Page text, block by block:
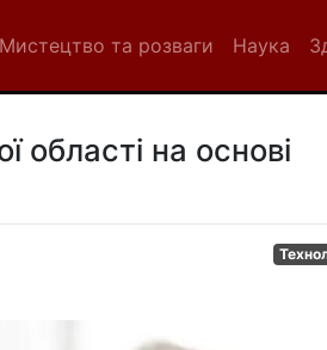
Мистецтво та розваги Наука
області на основі